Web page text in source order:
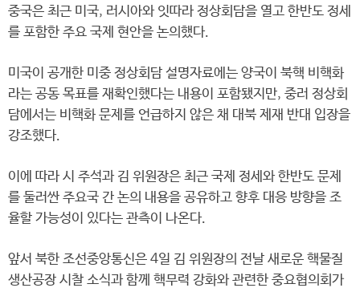
중국은 최근 미국, 러시아와 잇따라 정상회담을 열고 한반도 정세
를 포함한 주요 국제 현안을 논의했다.
미국이 공개한 미중 정상회담 설명자료에는 양국이 북핵 비핵화
라는 공동 목표를 재확인했다는 내용이 포함됐지만, 중러 정상회
담에서는 비핵화 문제를 언급하지 않은 채 대북 제재 반대 입장을
강조했다.
이에 따라 시 주석과 김 위원장은 최근 국제 정세와 한반도 문제
를 둘러싼 주요국 간 논의 내용을 공유하고 향후 대응 방향을 조
율할 가능성이 있다는 관측이 나온다.
앞서 북한 조선중앙통신은 4일 김 위원장의 전날 새로운 핵물질
생산공장 시찰 소식과 함께 핵무력 강화와 관련한 중요협의회가